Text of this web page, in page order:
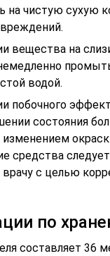
на чистую сухую
вещества на
водой.
побочного
состояния
средства
врачу с целью
по
составляет 36